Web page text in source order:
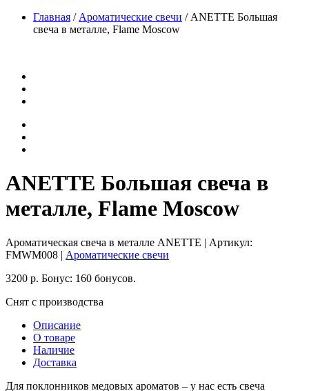
Главная / Ароматические свечи / ANETTE Большая
свеча в металле, Flame Moscow
ANETTE Большая свеча в
металле, Flame Moscow
Ароматическая свеча в металле ANETTE | Артикул:
FMWM008 | Ароматические свечи
3200 р. Бонус: 160 бонусов.
Снят с производства
Описание
О товаре
Наличие
Доставка
Для поклонников медовых ароматов – у нас есть свеча